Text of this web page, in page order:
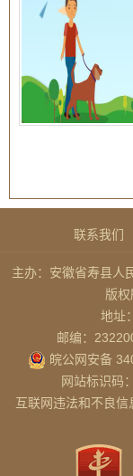
联系我们
主办：安徽省寿县人
版
地址
邮编：
皖公网安备
网站标识码
互联网违法和不良信